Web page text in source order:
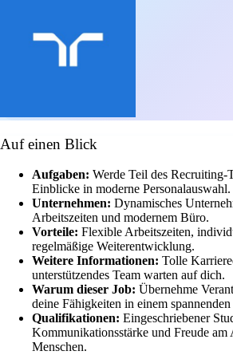
Auf einen Blick
Aufgaben: Werde Teil des Recruiting-
Einblicke in moderne Personalauswahl.
Unternehmen: Dynamisches
Arbeitszeiten und modernem Büro.
Vorteile: Flexible Arbeitszeiten,
regelmäßige Weiterentwicklung.
Weitere Informationen: Tolle
unterstützendes Team warten auf dich.
Warum dieser Job: Übernehme
deine Fähigkeiten in einem
Qualifikationen: Eingeschriebener
Kommunikationsstärke und Freude am
Menschen.